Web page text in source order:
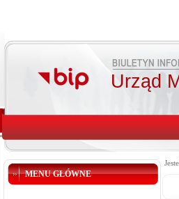
Urząd
MENU GŁÓWNE